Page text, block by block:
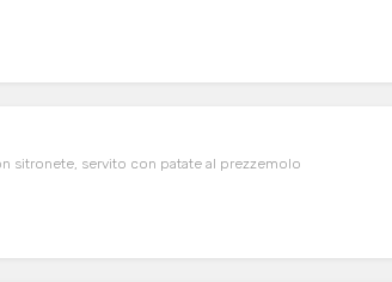
sitronete, servito con patate al prezzemolo